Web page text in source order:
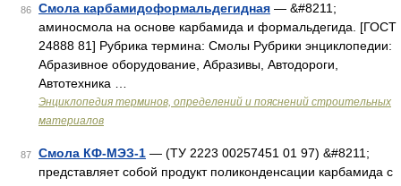
86 Смола карбамидоформальдегидная — &#8211;
аминосмола на основе карбамида и формальдегида. [ГОСТ
24888 81] Рубрика термина: Смолы Рубрики энциклопедии:
Абразивное оборудование, Абразивы, Автодороги,
Автотехника …
Энциклопедия терминов, определений и пояснений строительных
материалов
87 Смола КФ-МЭЗ-1 — (ТУ 2223 00257451 01 97) &#8211;
представляет собой продукт поликонденсации карбамида с